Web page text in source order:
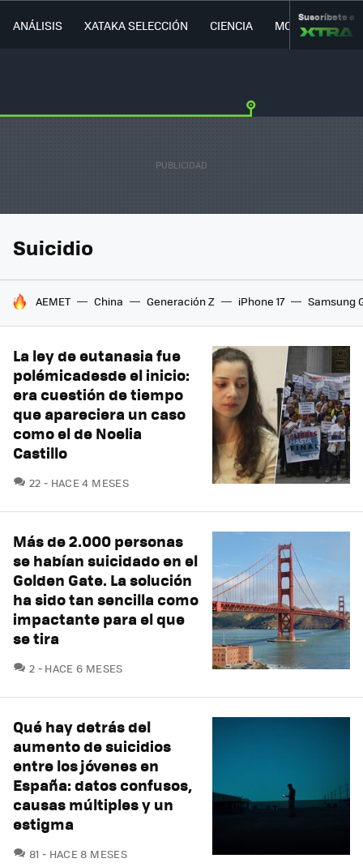
ANÁLISIS XATAKA SELECCIÓN CIENCIA MOVILIDAD
Suscríbete a
Suicidio
HOY SE HABLA DE
AEMET China Generación Z iPhone 17 Samsung
La ley de eutanasia fue
polémicadesde el inicio:
era cuestión de tiempo
que apareciera un caso
como el de Noelia
Castillo
22 COMENTARIOS
HACE 4 MESES
Más de 2.000 personas
se habían suicidado en el
Golden Gate. La solución
ha sido tan sencilla como
impactante para el que
se tira
2 COMENTARIOS
HACE 6 MESES
Qué hay detrás del
aumento de suicidios
entre los jóvenes en
España: datos confusos,
causas múltiples y un
estigma
81 COMENTARIOS
HACE 8 MESES